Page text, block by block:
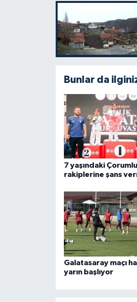
Bunlar da
7 yaşındaki
rakiplerine şans
Galatasaray maçı
yarın başlıyor